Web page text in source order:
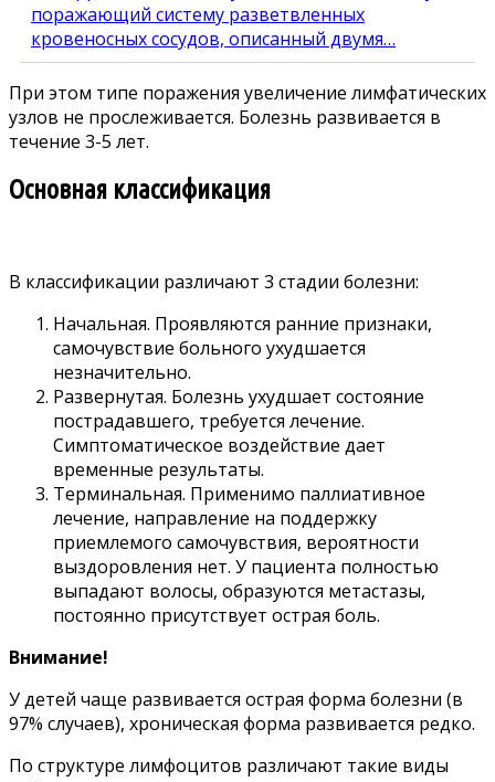
поражающий систему разветвленных
кровеносных сосудов, описанный двумя…
При этом типе поражения увеличение лимфатических
узлов не прослеживается. Болезнь развивается в
течение 3-5 лет.
Основная классификация
В классификации различают 3 стадии болезни:
Начальная. Проявляются ранние признаки,
самочувствие больного ухудшается
незначительно.
Развернутая. Болезнь ухудшает состояние
пострадавшего, требуется лечение.
Симптоматическое воздействие дает
временные результаты.
Терминальная. Применимо паллиативное
лечение, направление на поддержку
приемлемого самочувствия, вероятности
выздоровления нет. У пациента полностью
выпадают волосы, образуются метастазы,
постоянно присутствует острая боль.
Внимание!
У детей чаще развивается острая форма болезни (в
97% случаев), хроническая форма развивается редко.
По структуре лимфоцитов различают такие виды